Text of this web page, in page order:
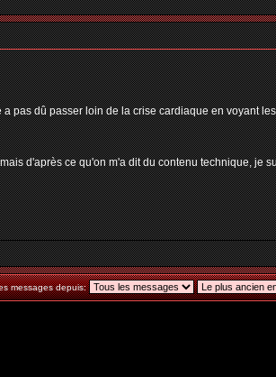
pas dû passer loin de la crise cardiaque en voyant
d'après ce qu'on m'a dit du contenu technique, je
messages depuis: